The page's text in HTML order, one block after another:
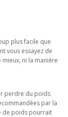
plus facile que
vous essayez de
ni la manière
perdre du poids
par la
de poids pourrait